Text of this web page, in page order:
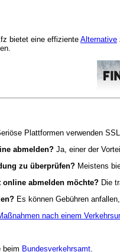
bietet eine effiziente Alternative
Plattformen verwenden
abmelden? Ja, einer der
zu überprüfen? Meistens
abmelden möchte? Die
Es können Gebühren
nach einem
beim Bundesverkehrsamt.